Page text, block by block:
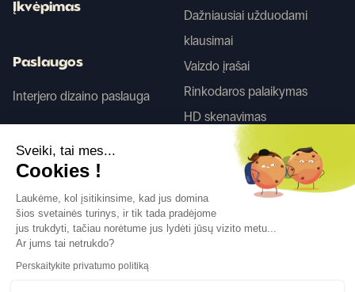
Sekite mus
Įkvėpimas
Paslaugos
Interjero dizaino paslauga
Dažniausiai užduodami
klausimai
Vaizdo įrašai
Rinkodaros palaikymas
HD skenavimas
Sveiki, tai mes...
Cookies !
Laukėme, kol įsitikinsime, kad jus domina
šios svetainės turinys, ir tik tada pradėjome
jus trukdyti, tačiau norėtume jus lydėti jūsų vizito metu...
Ar jums tai netrukdo?
Perskaitykite privatumo politiką